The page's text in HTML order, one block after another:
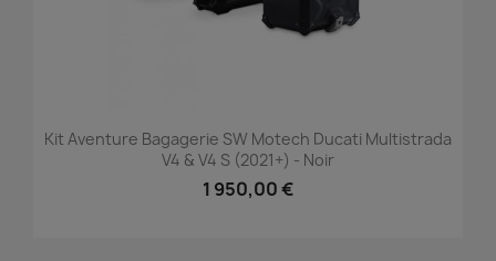
Kit Aventure Bagagerie SW Motech Ducati Multistrada
V4 & V4 S (2021+) - Noir
1 950,00 €